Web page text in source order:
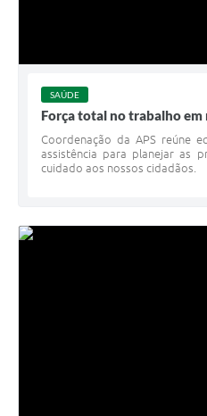
SAÚDE
Força total no trabalho em
Coordenação da APS reúne
assistência para planejar as
cuidado aos nossos cidadãos.